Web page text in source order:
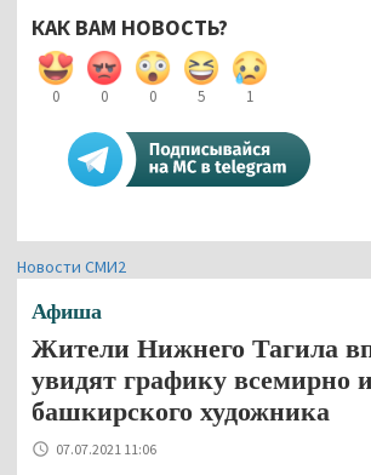
КАК ВАМ НОВОСТЬ?
0 0 0 5 1
Новости СМИ2
Афиша
Жители Нижнего Тагила
увидят графику всемирно
башкирского художника
07.07.2021 11:06